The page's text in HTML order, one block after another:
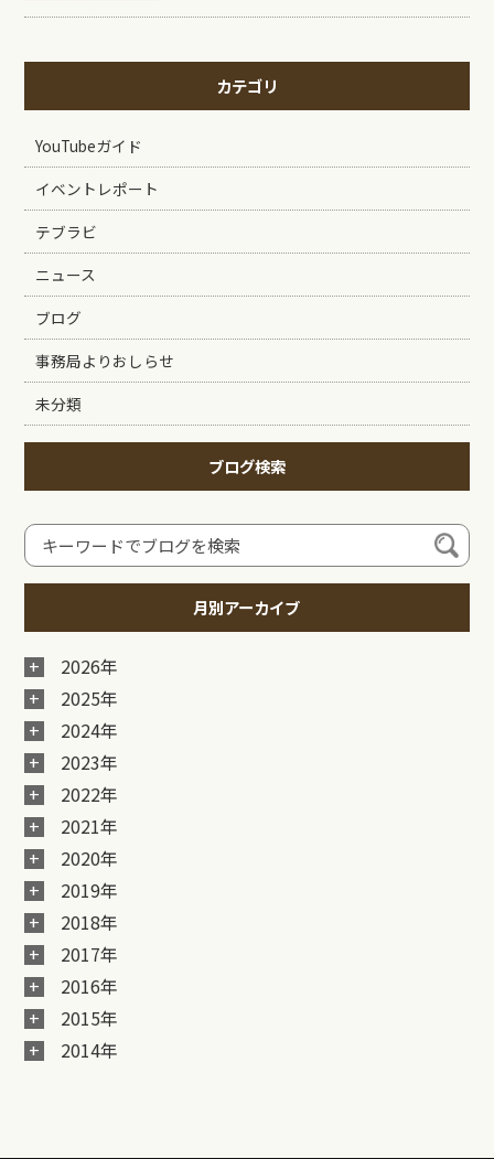
カテゴリ
YouTubeガイド
イベントレポート
テブラビ
ニュース
ブログ
事務局よりおしらせ
未分類
ブログ検索
月別アーカイブ
2026年
2025年
2024年
2023年
2022年
2021年
2020年
2019年
2018年
2017年
2016年
2015年
2014年